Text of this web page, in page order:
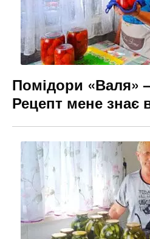
Помідори «Валя»
Рецепт мене знає